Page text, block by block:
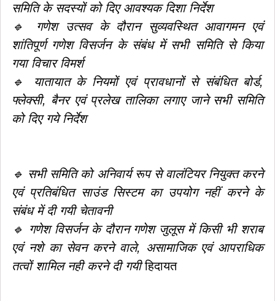
समिति के सदस्यों को दिए आवश्यक दिशा निर्देश
🔹 गणेश उत्सव के दौरान सुव्यवस्थित आवागमन एवं
शांतिपूर्ण गणेश विसर्जन के संबंध में सभी समिति से किया
गया विचार विमर्श
🔹 यातायात के नियमों एवं प्रावधानों से संबंधित बोर्ड,
फ्लेक्सी, बैनर एवं प्रलेख तालिका लगाए जाने सभी समिति
को दिए गये निर्देश
🔹 सभी समिति को अनिवार्य रूप से वालंटियर नियुक्त करने
एवं प्रतिबंधित साउंड सिस्टम का उपयोग नहीं करने के
संबंध में दी गयी चेतावनी
🔹 गणेश विसर्जन के दौरान गणेश जुलूस में किसी भी शराब
एवं नशे का सेवन करने वाले, असामाजिक एवं आपराधिक
तत्वों शामिल नही करने दी गयीहिदायत